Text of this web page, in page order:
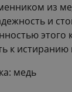
из
и
к
медь